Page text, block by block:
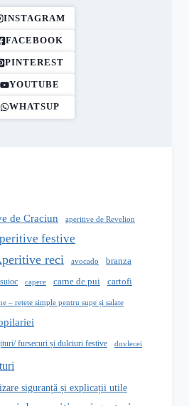
INSTAGRAM
FACEBOOK
PINTEREST
YOUTUBE
WHATSUP
de Craciun aperitive de Revelion
festive
reci avocado branza
capere carne de pui cartofi
– rețete simple pentru supe și salate
fursecuri și dulciuri festive dovlecei
siguranță și explicații utile